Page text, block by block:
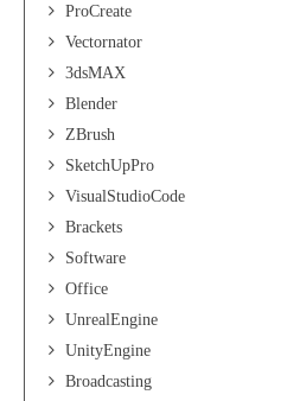
ProCreate
Vectornator
3dsMAX
Blender
ZBrush
SketchUpPro
VisualStudioCode
Brackets
Software
Office
UnrealEngine
UnityEngine
Broadcasting